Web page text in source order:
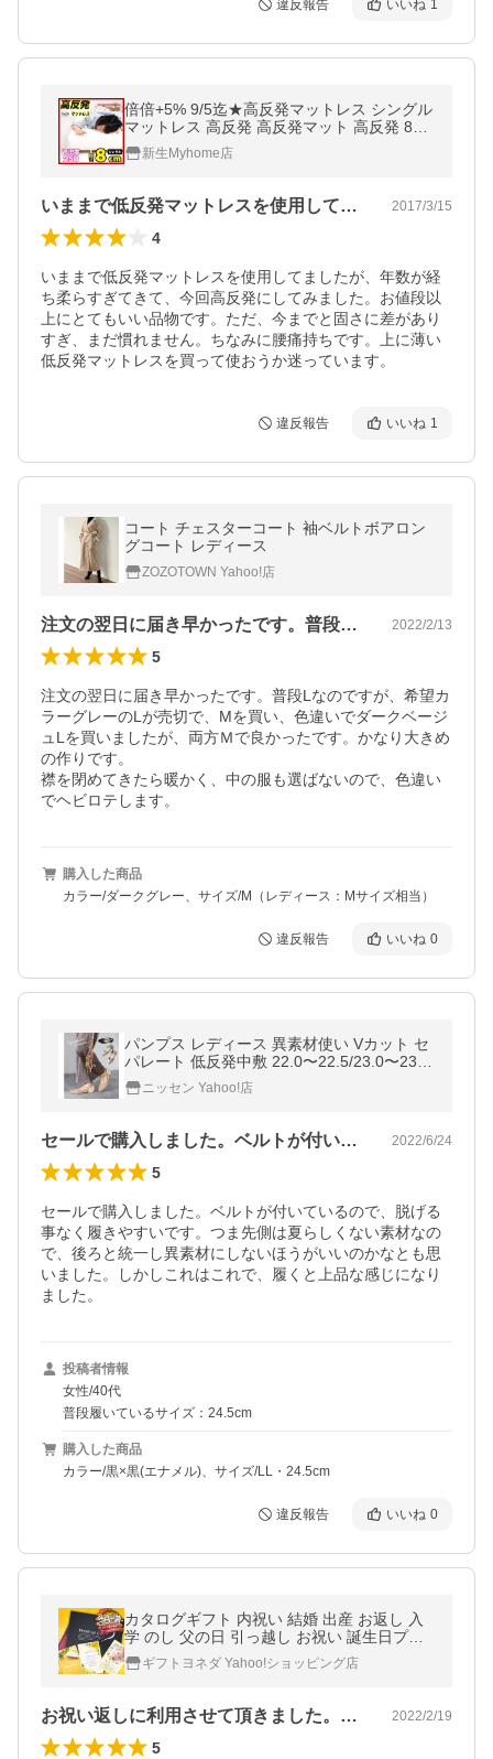
違反報告 いいね 1
倍倍+5% 9/5迄★高反発マットレス シングル
マットレス 高反発 高反発マット 高反発 8cm
体圧分散 布団 寝具 送料無料 新生活応援
新生Myhome店
いままで低反発マットレスを使用してまし… 2017/3/15
4
いままで低反発マットレスを使用してましたが、年数が経
ち柔らすぎてきて、今回高反発にしてみました。お値段以
上にとてもいい品物です。ただ、今までと固さに差があり
すぎ、まだ慣れません。ちなみに腰痛持ちです。上に薄い
低反発マットレスを買って使おうか迷っています。
違反報告 いいね 1
コート チェスターコート 袖ベルトボアロン
グコート レディース
ZOZOTOWN Yahoo!店
注文の翌日に届き早かったです。普段Lな… 2022/2/13
5
注文の翌日に届き早かったです。普段Lなのですが、希望カ
ラーグレーのLが売切で、Mを買い、色違いでダークベージ
ュLを買いましたが、両方Ｍで良かったです。かなり大きめ
の作りです。
襟を閉めてきたら暖かく、中の服も選ばないので、色違い
でヘビロテします。
購入した商品
カラー/ダークグレー、サイズ/M（レディース：Mサイズ相当）
違反報告 いいね 0
パンプス レディース 異素材使い Vカット セ
パレート 低反発中敷 22.0〜22.5/23.0〜23.5/
24/24.5cm ニッセン nissen
ニッセン Yahoo!店
セールで購入しました。ベルトが付いてい… 2022/6/24
5
セールで購入しました。ベルトが付いているので、脱げる
事なく履きやすいです。つま先側は夏らしくない素材なの
で、後ろと統一し異素材にしないほうがいいのかなとも思
いました。しかしこれはこれで、履くと上品な感じになり
ました。
投稿者情報
女性/40代
普段履いているサイズ：24.5cm
購入した商品
カラー/黒×黒(エナメル)、サイズ/LL・24.5cm
違反報告 いいね 0
カタログギフト 内祝い 結婚 出産 お返し 入
学 のし 父の日 引っ越し お祝い 誕生日プレ
ゼント プレミアムギフトカタログ 3800円コ
ース フレーズ
ギフトヨネダ Yahoo!ショッピング店
お祝い返しに利用させて頂きました。相手… 2022/2/19
5